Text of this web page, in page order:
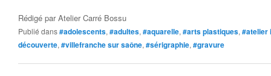
Rédigé parAtelier Carré Bossu
Publié dans#adolescents, #adultes, #aquarelle, #arts plastiques, #atelier
découverte, #villefranche sur saône, #sérigraphie, #gravure